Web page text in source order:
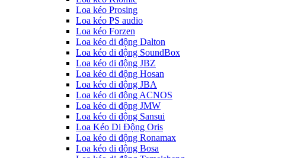
Loa kéo Prosing
Loa kéo PS audio
Loa kéo Forzen
Loa kéo di động Dalton
Loa kéo di động SoundBox
Loa kéo di động JBZ
Loa kéo di động Hosan
Loa kéo di động JBA
Loa kéo di động ACNOS
Loa kéo di động JMW
Loa kéo di động Sansui
Loa Kéo Di Động Oris
Loa kéo di động Ronamax
Loa kéo di động Bosa